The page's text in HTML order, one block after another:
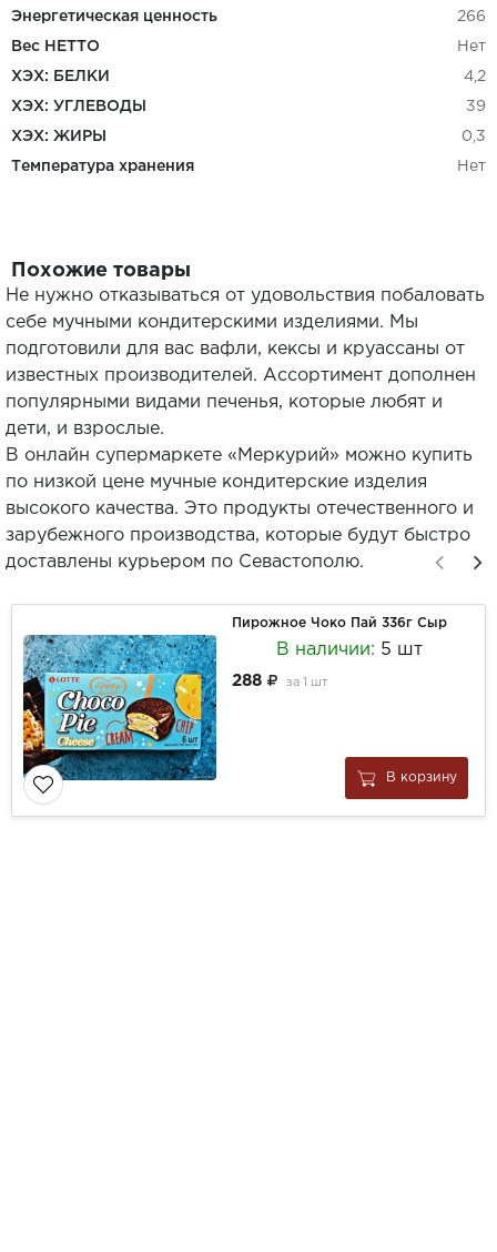
Энергетическая ценность 266
Вес НЕТТО Нет
ХЭХ: БЕЛКИ 4,2
ХЭХ: УГЛЕВОДЫ 39
ХЭХ: ЖИРЫ 0,3
Температура хранения Нет
Похожие товары
Не нужно отказываться от удовольствия побаловать
себе мучными кондитерскими изделиями. Мы
подготовили для вас вафли, кексы и круассаны от
известных производителей. Ассортимент дополнен
популярными видами печенья, которые любят и
дети, и взрослые.
В онлайн супермаркете «Меркурий» можно купить
по низкой цене мучные кондитерские изделия
высокого качества. Это продукты отечественного и
зарубежного производства, которые будут быстро
доставлены курьером по Севастополю.
Пирожное Чоко Пай 336г Сыр
В наличии: 5 шт
288 за 1 шт
В корзину